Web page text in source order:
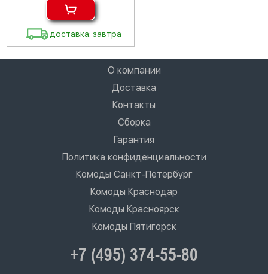
доставка: завтра
О компании
Доставка
Контакты
Сборка
Гарантия
Политика конфиденциальности
Комоды Санкт-Петербург
Комоды Краснодар
Комоды Красноярск
Комоды Пятигорск
+7 (495) 374-55-80